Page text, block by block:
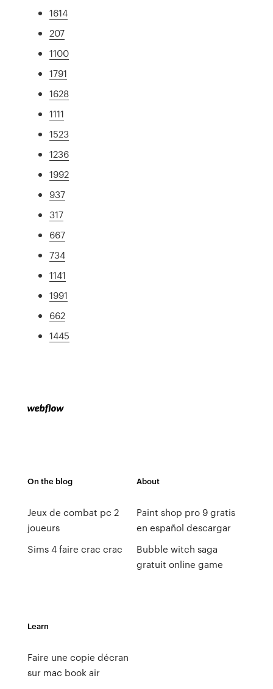
1614
207
1100
1791
1628
1111
1523
1236
1992
937
317
667
734
1141
1991
662
1445
On the blog
Jeux de combat pc 2
joueurs
Sims 4 faire crac crac
About
Paint shop pro 9 gratis
en español descargar
Bubble witch saga
gratuit online game
Learn
Faire une copie décran
sur mac book air